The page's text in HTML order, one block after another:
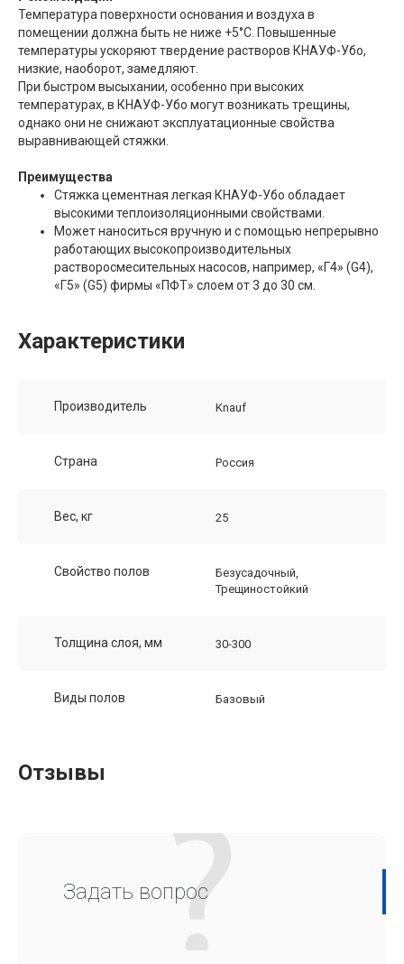
Температура поверхности основания и воздуха в
помещении должна быть не ниже +5°С. Повышенные
температуры ускоряют твердение растворов КНАУФ-Убо,
низкие, наоборот, замедляют.
При быстром высыхании, особенно при высоких
температурах, в КНАУФ-Убо могут возникать трещины,
однако они не снижают эксплуатационные свойства
выравнивающей стяжки.
Преимущества
Стяжка цементная легкая КНАУФ-Убо обладает
высокими теплоизоляционными свойствами.
Может наноситься вручную и с помощью непрерывно
работающих высокопроизводительных
растворосмесительных насосов, например, «Г4» (G4),
«Г5» (G5) фирмы «ПФТ» слоем от 3 до 30 см.
Характеристики
Производитель Knauf
Страна Россия
Вес, кг 25
Свойство полов
Безусадочный,
Трещиностойкий
Толщина слоя, мм 30-300
Виды полов Базовый
Отзывы
Задать вопрос